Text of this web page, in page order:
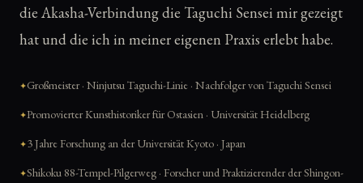
die Akasha-Verbindung die Taguchi Sensei mir gezeigt
hat und die ich in meiner eigenen Praxis erlebt habe.
Großmeister · Ninjutsu Taguchi-Linie · Nachfolger von Taguchi Sensei
Promovierter Kunsthistoriker für Ostasien · Universität Heidelberg
3 Jahre Forschung an der Universität Kyoto · Japan
Shikoku 88-Tempel-Pilgerweg · Forscher und Praktizierender der Shingon-